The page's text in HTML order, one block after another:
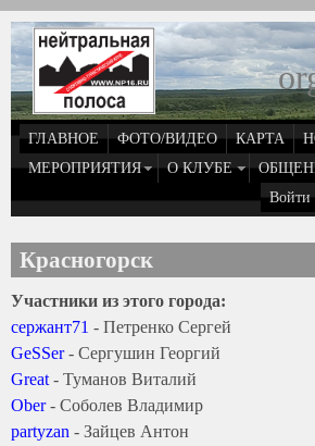
Перейти к основному содержанию
ГЛАВНОЕ ФОТО/ВИДЕО КАРТА
МЕРОПРИЯТИЯ
О КЛУБЕ
Войти
Красногорск
Участники из этого города:
cержант71 - Петренко Сергей
GeSSer- Сергушин Георгий
Great - Туманов Виталий
Ober- Соболев Владимир
partyzan - Зайцев Антон